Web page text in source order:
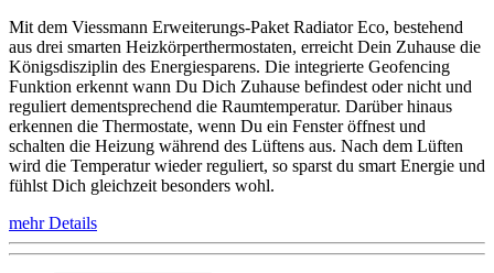
Mit dem Viessmann Erweiterungs-Paket Radiator Eco, bestehend
aus drei smarten Heizkörperthermostaten, erreicht Dein Zuhause die
Königsdisziplin des Energiesparens. Die integrierte Geofencing
Funktion erkennt wann Du Dich Zuhause befindest oder nicht und
reguliert dementsprechend die Raumtemperatur. Darüber hinaus
erkennen die Thermostate, wenn Du ein Fenster öffnest und
schalten die Heizung während des Lüftens aus. Nach dem Lüften
wird die Temperatur wieder reguliert, so sparst du smart Energie und
fühlst Dich gleichzeit besonders wohl.
mehr Details